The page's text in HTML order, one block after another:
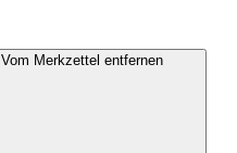
Vom Merkzettel entfernen